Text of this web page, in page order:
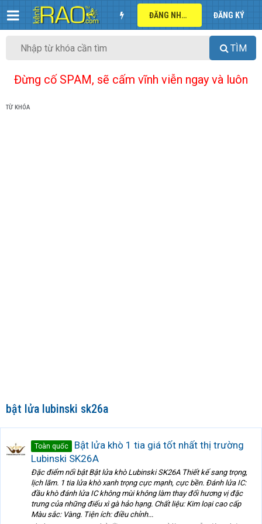
ĐĂNG NHẬP ĐĂNG KÝ
TÌM
Đừng cố SPAM, sẽ cấm vĩnh viễn ngay và luôn
TỪ KHÓA
bật lửa lubinski sk26a
Toàn quốc
Bật lửa khò 1 tia giá tốt nhất thị trường
Lubinski SK26A
Đặc điểm nổi bật Bật lửa khò Lubinski SK26A Thiết kế sang trọng,
lịch lãm. 1 tia lửa khò xanh trọng cực mạnh, cực bền. Đánh lửa IC:
đầu khò đánh lửa IC không mùi không làm thay đổi hương vị đặc
trưng của những điếu xì gà hảo hạng. Chất liệu: Kim loại cao cấp
Màu sắc: Vàng. Tiện ích: điều chỉnh...